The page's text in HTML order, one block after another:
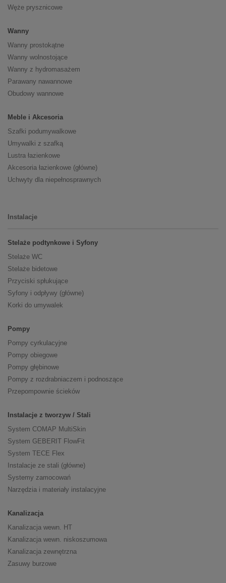
Węże prysznicowe
Wanny
Wanny prostokątne
Wanny wolnostojące
Wanny z hydromasażem
Parawany nawannowe
Obudowy wannowe
Meble i Akcesoria
Szafki podumywalkowe
Umywalki z szafką
Lustra łazienkowe
Akcesoria łazienkowe (główne)
Uchwyty dla niepełnosprawnych
Instalacje
Stelaże podtynkowe i Syfony
Stelaże WC
Stelaże bidetowe
Przyciski spłukujące
Syfony i odpływy (główne)
Korki do umywalek
Pompy
Pompy cyrkulacyjne
Pompy obiegowe
Pompy głębinowe
Pompy z rozdrabniaczem i podnoszące
Przepompownie ścieków
Instalacje z tworzyw / Stali
System COMAP MultiSkin
System GEBERIT FlowFit
System TECE Flex
Instalacje ze stali (główne)
Systemy zamocowań
Narzędzia i materiały instalacyjne
Kanalizacja
Kanalizacja wewn. HT
Kanalizacja wewn. niskoszumowa
Kanalizacja zewnętrzna
Zasuwy burzowe